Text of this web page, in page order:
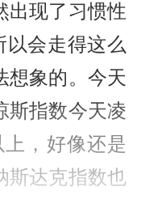
出现了习惯性
会走得这么
想象的。今天
斯指数今天凌
上，好像还是
斯达克指数也